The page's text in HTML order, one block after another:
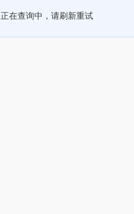
正在查询中，请刷新重试